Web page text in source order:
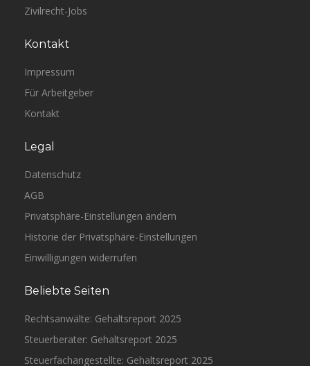
Zivilrecht-Jobs
Kontakt
Impressum
Für Arbeitgeber
Kontakt
Legal
Datenschutz
AGB
Privatsphäre-Einstellungen ändern
Historie der Privatsphäre-Einstellungen
Einwilligungen widerrufen
Beliebte Seiten
Rechtsanwälte: Gehaltsreport 2025
Steuerberater: Gehaltsreport 2025
Steuerfachangestellte: Gehaltsreport 2025